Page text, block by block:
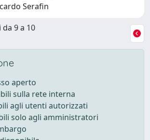
Serafin
9 a 10
aperto
sulla rete interna
agli utenti autorizzati
solo agli amministratori